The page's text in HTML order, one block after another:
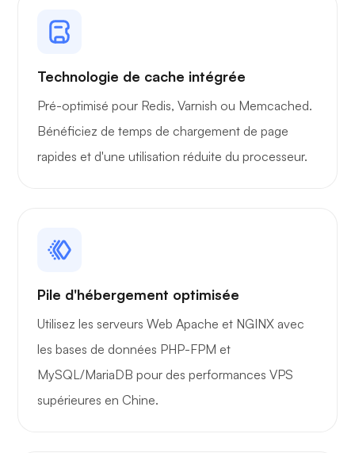
Technologie de cache intégrée
Pré-optimisé pour Redis, Varnish ou Memcached.
Bénéficiez de temps de chargement de page
rapides et d'une utilisation réduite du processeur.
Pile d'hébergement optimisée
Utilisez les serveurs Web Apache et NGINX avec
les bases de données PHP-FPM et
MySQL/MariaDB pour des performances VPS
supérieures en Chine.